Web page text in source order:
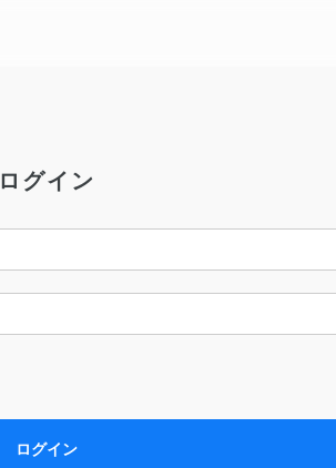
ログイン